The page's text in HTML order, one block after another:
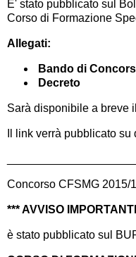
E' stato pubblicato sul
Corso di Formazione
Allegati:
Bando di
Decreto
Sarà disponibile a breve
Il link verrà pubblicato
Concorso CFSMG 2015/
*** AVVISO
è stato pubblicato sul